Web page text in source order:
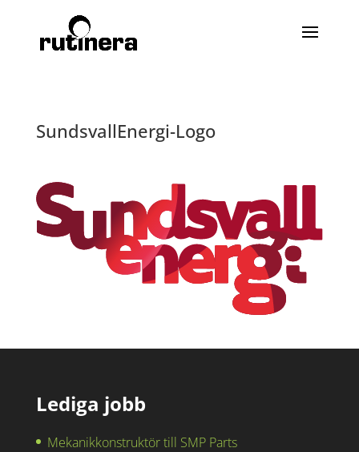
SundsvallEnergi-Logo
Lediga jobb
Mekanikkonstruktör till SMP Parts